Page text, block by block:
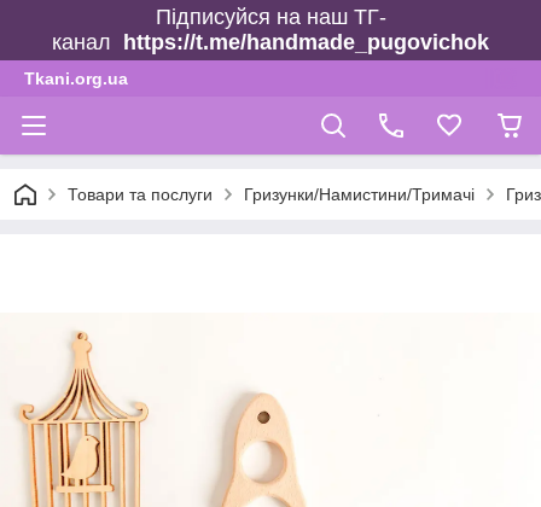
Підписуйся на наш ТГ-
канал
https://t.me/handmade_pugovichok
Tkani.org.ua
Товари та послуги Гризунки/Намистини/Тримачі